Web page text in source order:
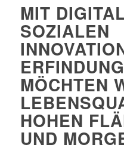
MIT
SOZIALEN
MÖCHTEN
HOHEN
UND